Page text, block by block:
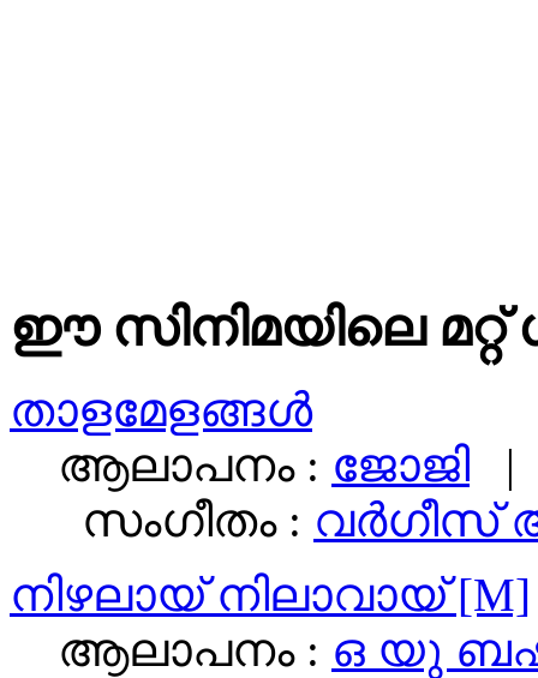
ഈ സിനിമയിലെ
താളമേളങ്ങള്‍
ആലാപനം : ജോജി |
സംഗീതം : വര്‍ഗീസ്‌
നിഴലായ് നിലാവായ് [M]
ആലാപനം : ഒ യു